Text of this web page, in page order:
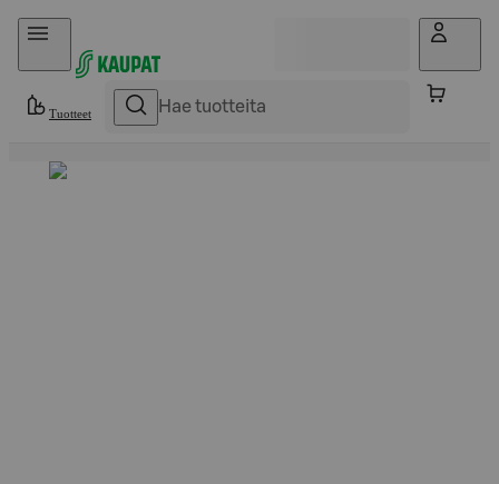
Hyppää sisältöön
Tuotteet